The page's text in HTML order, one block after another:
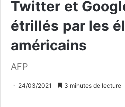
Twitter et
étrillés par les
américains
AFP
24/03/2021 3 minutes de lecture